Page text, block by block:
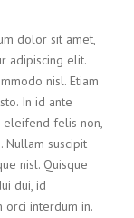
dolor sit amet,
adipiscing elit.
nisl. Etiam
In id ante
eleifend felis non,
Nullam suscipit
nisl. Quisque
dui, id
orci interdum in.